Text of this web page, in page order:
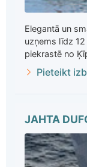
Elegantā un
uzņems līdz
piekrastē no
Pieteikt
JAHTA